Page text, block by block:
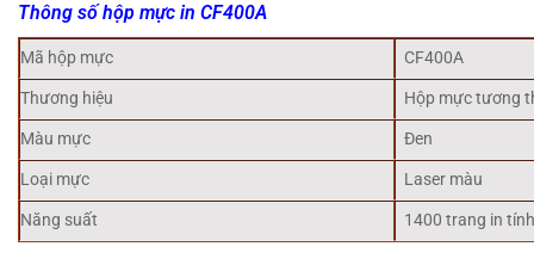
Thông số hộp mực in CF400A
Mã hộp mực
CF400A
Thương hiệu
Hộp mực tương
Màu mực
Đen
Loại mực
Laser màu
Năng suất
1400 trang in